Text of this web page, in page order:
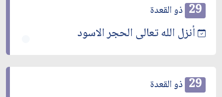
29 ذو القعدة
أنزل الله تعالى الحجر الاسود
29 ذو القعدة